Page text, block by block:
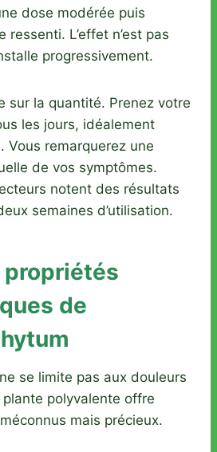
dose modérée puis
ressenti. L’effet n’est pas
progressivement.
sur la quantité. Prenez votre
les jours, idéalement
Vous remarquerez une
de vos symptômes.
notent des résultats
semaines d’utilisation.
propriétés
de
se limite pas aux douleurs
polyvalente offre
mais précieux.